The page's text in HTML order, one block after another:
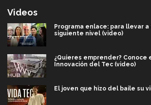
Videos
Programa enlace: para llevar
siguiente nivel (video)
¿Quieres emprender? Conoce
Innovación del Tec (video)
El joven que hizo del baile su